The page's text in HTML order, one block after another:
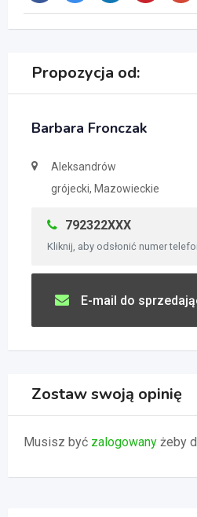
Propozycja od:
Barbara Fronczak
Aleksandrów
grójecki, Mazowieckie
792322XXX
Kliknij, aby odsłonić numer
E-mail do
Zostaw swoją opinię
Musisz być zalogowany żeby